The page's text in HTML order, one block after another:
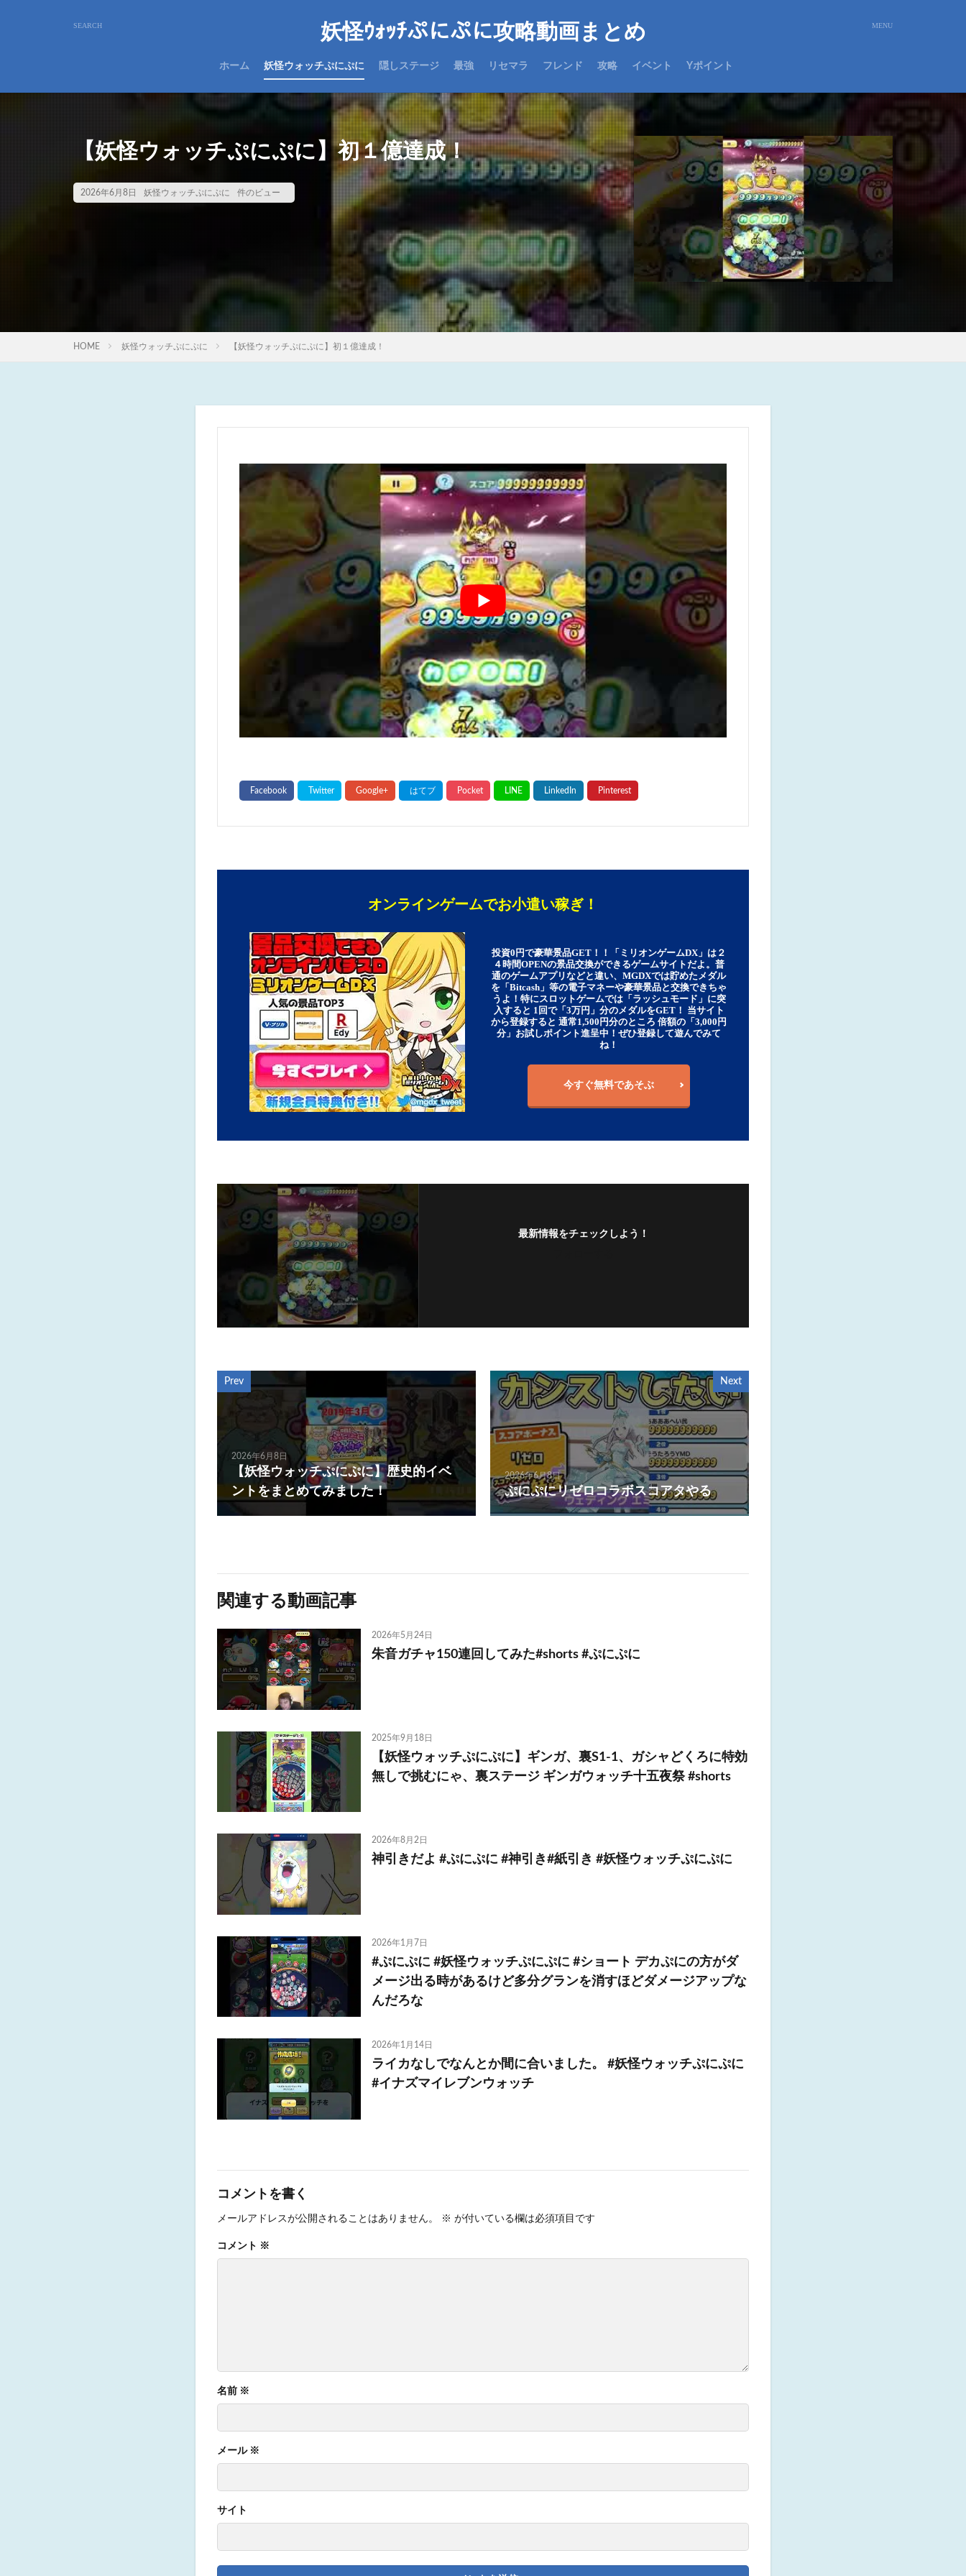
妖怪ｳｫｯﾁぷにぷに攻略動画まとめ
ホーム 妖怪ウォッチぷにぷに 隠しステージ 最強 リセマラ フレンド 攻略 イベント Yポイント
【妖怪ウォッチぷにぷに】初１億達成！
2026年6月8日 妖怪ウォッチぷにぷに 件のビュー
HOME 妖怪ウォッチぷにぷに 【妖怪ウォッチぷにぷに】初１億達成！
オンラインゲームでお小遣い稼ぎ！
投資0円で豪華景品GET！！「ミリオンゲームDX」は２
４時間OPENの景品交換ができるゲームサイトだよ。普
通のゲームアプリなどと違い、MGDXでは貯めたメダル
を「Bitcash」等の電子マネーや豪華景品と交換できちゃ
うよ！特にスロットゲームでは「ラッシュモード」に突
入すると 1回で「3万円」分のメダルをGET！ 当サイト
から登録すると 通常1,500円分のところ 倍額の「3,000円
分」お試しポイント進呈中！ぜひ登録して遊んでみて
ね！
今すぐ無料であそぶ
最新情報をチェックしよう！
Prev
2026年6月8日
【妖怪ウォッチぷにぷに】歴史的イベ
ントをまとめてみました！
Next
2026年6月8日
ぷにぷにリゼロコラボスコアタやる
関連する動画記事
2026年5月24日
朱音ガチャ150連回してみた#shorts #ぷにぷに
2025年9月18日
【妖怪ウォッチぷにぷに】ギンガ、裏S1-1、ガシャどくろに特効
無しで挑むにゃ、裏ステージ ギンガウォッチ十五夜祭 #shorts
2026年8月2日
神引きだよ #ぷにぷに #神引き#紙引き #妖怪ウォッチぷにぷに
2026年1月7日
#ぷにぷに #妖怪ウォッチぷにぷに #ショート デカぷにの方がダ
メージ出る時があるけど多分グランを消すほどダメージアップな
んだろな
2026年1月14日
ライカなしでなんとか間に合いました。 #妖怪ウォッチぷにぷに
#イナズマイレブンウォッチ
コメントを書く
メールアドレスが公開されることはありません。 ※ が付いている欄は必須項目です
コメント ※
名前 ※
メール ※
サイト